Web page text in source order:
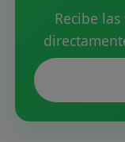
Recibe